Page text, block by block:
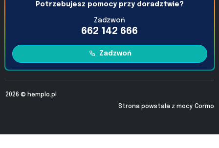
Potrzebujesz pomocy przy doradztwie?
Zadzwoń
662 142 666
Zadzwoń
2026 © hemplo.pl
Strona powstała z mocy Cormo